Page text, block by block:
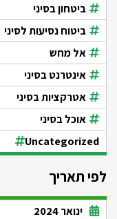
ביטחון בסיני
ביטוח נסיעות לסיני
אל מחש
אינטרנט בסיני
אטרקציות בסיני
אוכל בסיני
Uncategorized
לפי תאריך
ינואר 2024